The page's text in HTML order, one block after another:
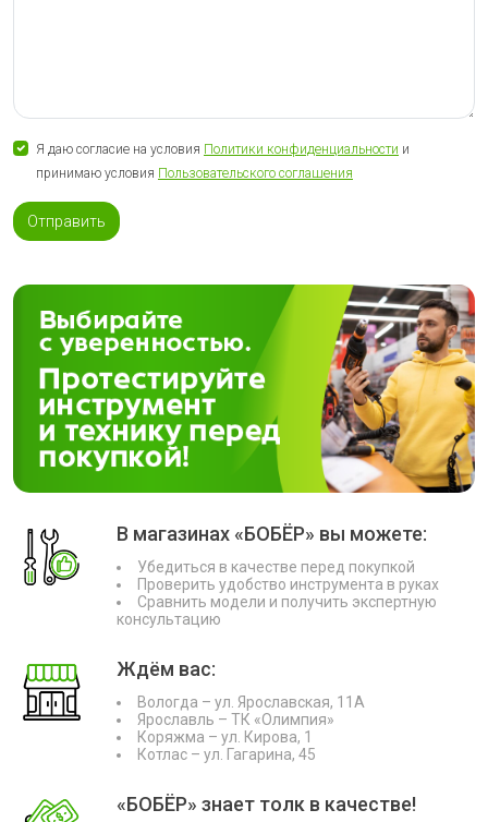
Я даю согласие на условия Политики конфиденциальности и
принимаю условия Пользовательского соглашения
Отправить
В магазинах «БОБЁР» вы можете:
Убедиться в качестве перед покупкой
Проверить удобство инструмента в руках
Сравнить модели и получить экспертную
консультацию
Ждём вас:
Вологда – ул. Ярославская, 11А
Ярославль – ТК «Олимпия»
Коряжма – ул. Кирова, 1
Котлас – ул. Гагарина, 45
«БОБЁР» знает толк в качестве!